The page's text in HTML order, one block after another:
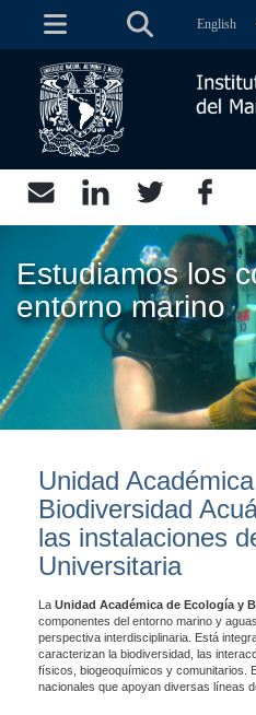
English
Estudiamos los
entorno marino
Unidad
Biodiversidad
las instalaciones
Universitaria
La Unidad Académica de Ecología y
componentes del entorno marino y
perspectiva interdisciplinaria. Está
caracterizan la biodiversidad, las
físicos, biogeoquímicos y comunitarios.
nacionales que apoyan diversas líneas